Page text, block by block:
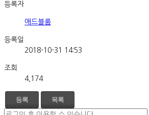
등록자
애드블룸
등록일
2018-10-31 14:53
조회
4,174
등록 목록